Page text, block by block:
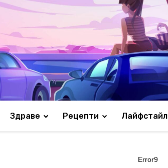
Здраве Рецепти Лайфстайл
Error9